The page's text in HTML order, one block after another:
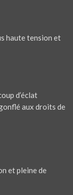
haute tension et
d’éclat
aux droits de
et pleine de